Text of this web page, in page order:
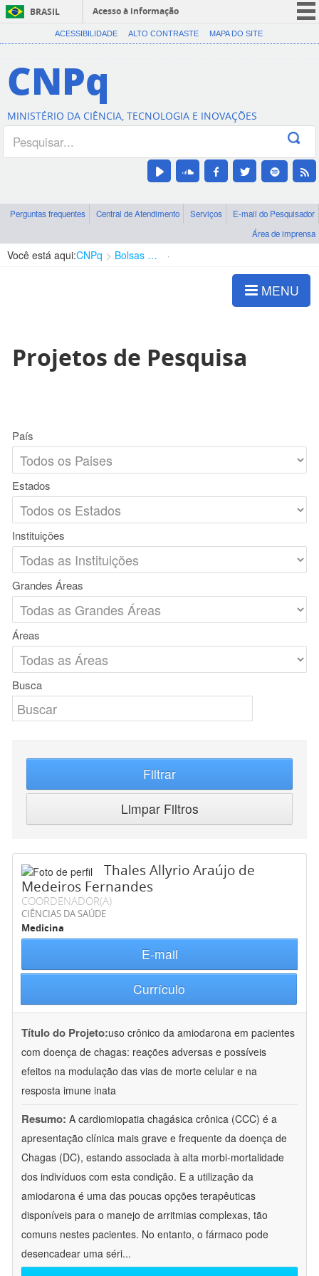
BRASIL
Acesso à informação
CORONAVÍRUS (COVID-19)
Canais
ACESSIBILIDADE ALTO CONTRASTE MAPA DO SITE
CNPq
MINISTÉRIO DA CIÊNCIA, TECNOLOGIA E INOVAÇÕES
Perguntas frequentes Central de Atendimento Serviços
E-mail do Pesquisador
Área de imprensa
Você está aqui:CNPq Bolsas e Auxílios Vigentes
MENU
Projetos de Pesquisa
País
Estados
Instituições
Grandes Áreas
Áreas
Busca
Filtrar
Limpar Filtros
Thales Allyrio Araújo de
Medeiros Fernandes
COORDENADOR(A)
CIÊNCIAS DA SAÚDE
Medicina
E-mail
Currículo
Título do Projeto:uso crônico da amiodarona em pacientes
com doença de chagas: reações adversas e possíveis
efeitos na modulação das vias de morte celular e na
resposta imune inata
Resumo: A cardiomiopatia chagásica crônica (CCC) é a
apresentação clínica mais grave e frequente da doença de
Chagas (DC), estando associada à alta morbi-mortalidade
dos indivíduos com esta condição. E a utilização da
amiodarona é uma das poucas opções terapêuticas
disponíveis para o manejo de arritmias complexas, tão
comuns nestes pacientes. No entanto, o fármaco pode
desencadear uma séri...